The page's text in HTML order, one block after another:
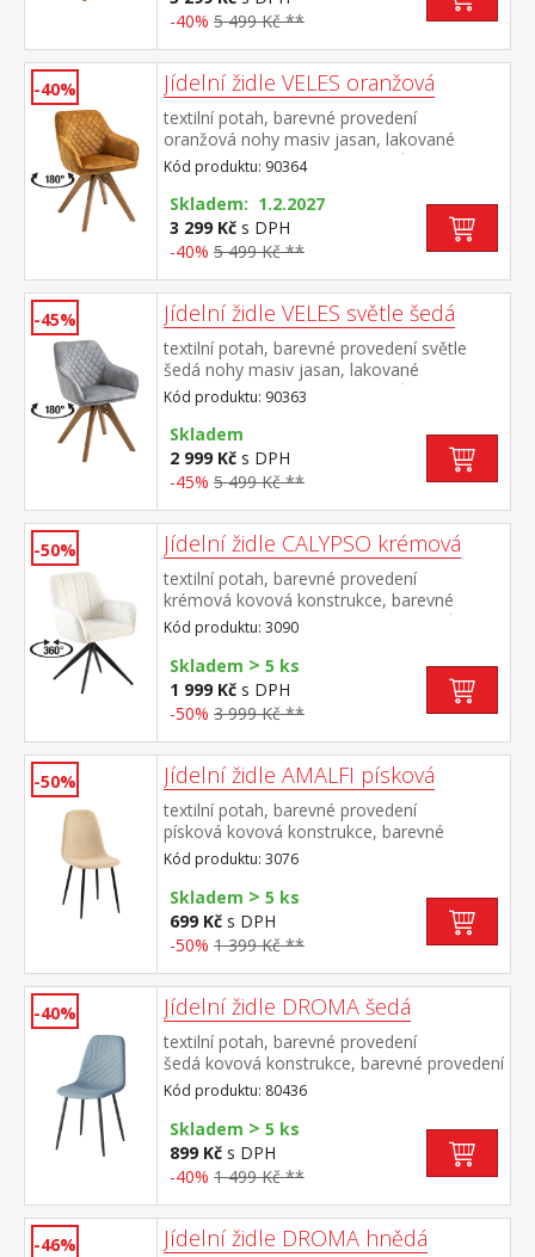
-40% 5 499 Kč **
-40% Jídelní židle VELES oranžová
textilní potah, barevné provedení
oranžová nohy masiv jasan, lakované
provedení otočná o 180 stupňů výška sedu
47 cm doporučená nosnost do 120 kg
Kód produktu: 90364
Skladem: 1.2.2027
3 299 Kč s DPH
-40% 5 499 Kč **
-45% Jídelní židle VELES světle šedá
textilní potah, barevné provedení světle
šedá nohy masiv jasan, lakované
provedení otočná o 180 stupňů výška sedu
47 cm doporučená nosnost do 120 kg
Kód produktu: 90363
Skladem
2 999 Kč s DPH
-45% 5 499 Kč **
-50% Jídelní židle CALYPSO krémová
textilní potah, barevné provedení
krémová kovová konstrukce, barevné
provedení černá otočná o 360 stupňů
Kód produktu: 3090
Skladem > 5 ks
1 999 Kč s DPH
-50% 3 999 Kč **
-50% Jídelní židle AMALFI písková
textilní potah, barevné provedení
písková kovová konstrukce, barevné
provedení černá
Kód produktu: 3076
Skladem > 5 ks
699 Kč s DPH
-50% 1 399 Kč **
-40% Jídelní židle DROMA šedá
textilní potah, barevné provedení
šedá kovová konstrukce, barevné provedení
černá výška sedu 47 cm doporučená
nosnost do 120 kg
Kód produktu: 80436
Skladem > 5 ks
899 Kč s DPH
-40% 1 499 Kč **
-46% Jídelní židle DROMA hnědá